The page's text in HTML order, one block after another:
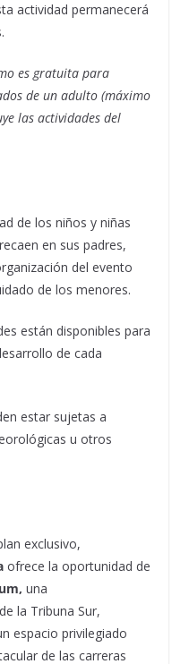
actividad permanecerá
es gratuita para
de un adulto (máximo
las actividades del
de los niños y niñas
en sus padres,
del evento
de los menores.
están disponibles para
de cada
estar sujetas a
u otros
exclusivo,
ofrece la oportunidad de
una
la Tribuna Sur,
espacio privilegiado
de las carreras